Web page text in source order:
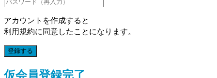
アカウントを作成すると
利用規約に同意したことになります。
登録する
仮会員登録完了